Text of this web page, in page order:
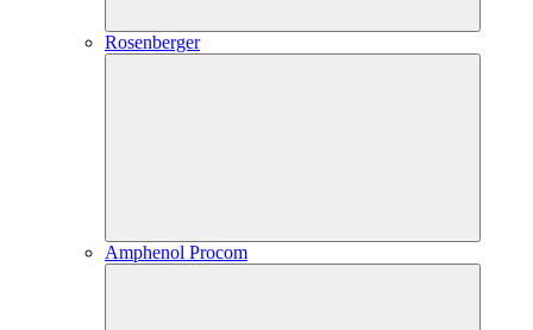
Rosenberger
Amphenol Procom